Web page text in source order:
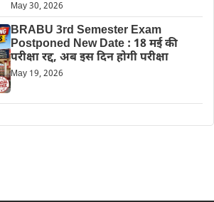
May 30, 2026
BRABU 3rd Semester Exam
Postponed New Date : 18 मई की
परीक्षा रद्द, अब इस दिन होगी परीक्षा
May 19, 2026